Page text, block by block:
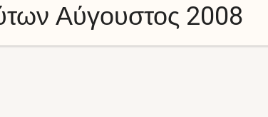
Αύγουστος 2008